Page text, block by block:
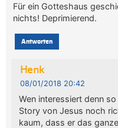
Für ein Gotteshaus
nichts! Deprimierend.
Antworten
Henk
08/01/2018 20:42
Wen interessiert denn so
Story von Jesus noch
kaum, dass er das